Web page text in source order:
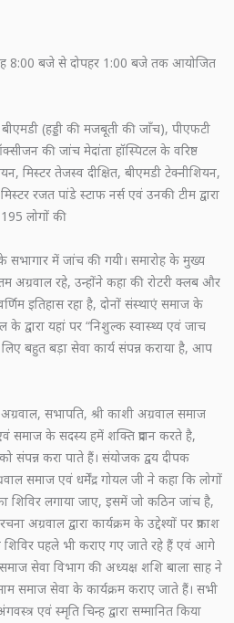
8:00 बजे से दोपहर 1:00 बजे तक आयोजित
(हड्डी की मजबूती की जाँच), पीएफटी
की जांच मेदांता हॉस्पिटल के वरिष्ठ
मिस्टर तेजस्व दीक्षित, बीएमडी टेक्नीशियन,
रजत पांडे स्टाफ नर्स एवं उनकी टीम द्वारा
लोगों की
में जांच की गयी। समारोह के मुख्य
अग्रवाल रहे, उन्होंने कहा की रोटरी क्लब और
इतिहास रहा है, दोनों संस्थाएं समाज के
के द्वारा यहां पर “निशुल्क स्वास्थ्य एवं जाच
बहुत बड़ा सेवा कार्य संपन्न कराया है, आप
सभापति, श्री काशी अग्रवाल समाज
समाज के सदस्य हमें शक्ति प्रदान करते है,
संपन्न करा पाते हैं। संयोजक द्वय दीपक
समाज एवं धर्मेंद्र गोयल जी ने कहा कि लोगों
शिविर लगाया जाए, इसमें जो कठिन जांच है,
अग्रवाल द्वारा कार्यक्रम के उद्देश्यों पर प्रकाश
पहले भी कराए गए जाते रहे हैं एवं आगे
समाज सेवा विभाग की अध्यक्ष शशि बाला साह ने
समाज सेवा के कार्यक्रम कराए जाते हैं। सभी
एवं स्मृति चिन्ह द्वारा सम्मानित किया